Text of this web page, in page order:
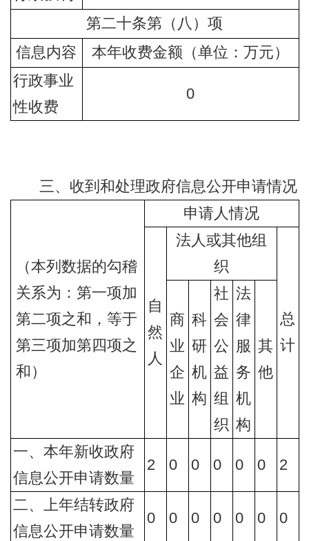
第二十条第（八）项
信息内容
本年收费金额（单位：万元）
行政事业
性收费
0
三、收到和处理政府信息公开申请情况
（本列数据的勾稽
关系为：第一项加
第二项之和，等于
第三项加第四项之
和）
申请人情况
自
然
人
法人或其他组
织
总
计
商
业
企
业
科
研
机
构
社
会
公
益
组
织
法
律
服
务
机
构
其
他
一、本年新收政府
信息公开申请数量
2 0 0 0 0 0 2
二、上年结转政府
信息公开申请数量
0 0 0 0 0 0 0